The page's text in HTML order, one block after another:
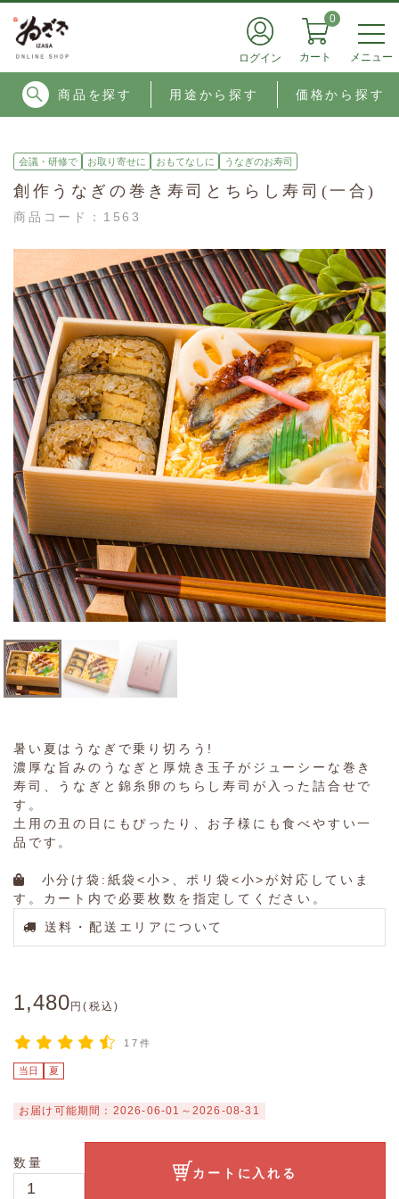
ログイン
0
カート メニュー
商品を探す 用途から探す 価格から探す
会議・研修で お取り寄せに おもてなしに うなぎのお寿司
創作うなぎの巻き寿司とちらし寿司(一合)
商品コード： 1563
暑い夏はうなぎで乗り切ろう!
濃厚な旨みのうなぎと厚焼き玉子がジューシーな巻き
寿司、うなぎと錦糸卵のちらし寿司が入った詰合せで
す。
土用の丑の日にもぴったり、お子様にも食べやすい一
品です。
小分け袋:紙袋<小>、ポリ袋<小>が対応していま
す。カート内で必要枚数を指定してください。
送料・配送エリアについて
1,480 円(税込)
17件
当日 夏
お届け可能期間：2026-06-01～2026-08-31
数量
カートに入れる